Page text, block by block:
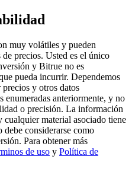
USDT Bonus
10% APR
Rewards
APR
muy volátiles y pueden
precios. Usted es el único
y Bitrue no es
pueda incurrir. Dependemos
precios y otros datos
enumeradas anteriormente, y no
o precisión. La información
cualquier material asociado tiene
considerarse como
Para obtener más
de uso y Política de